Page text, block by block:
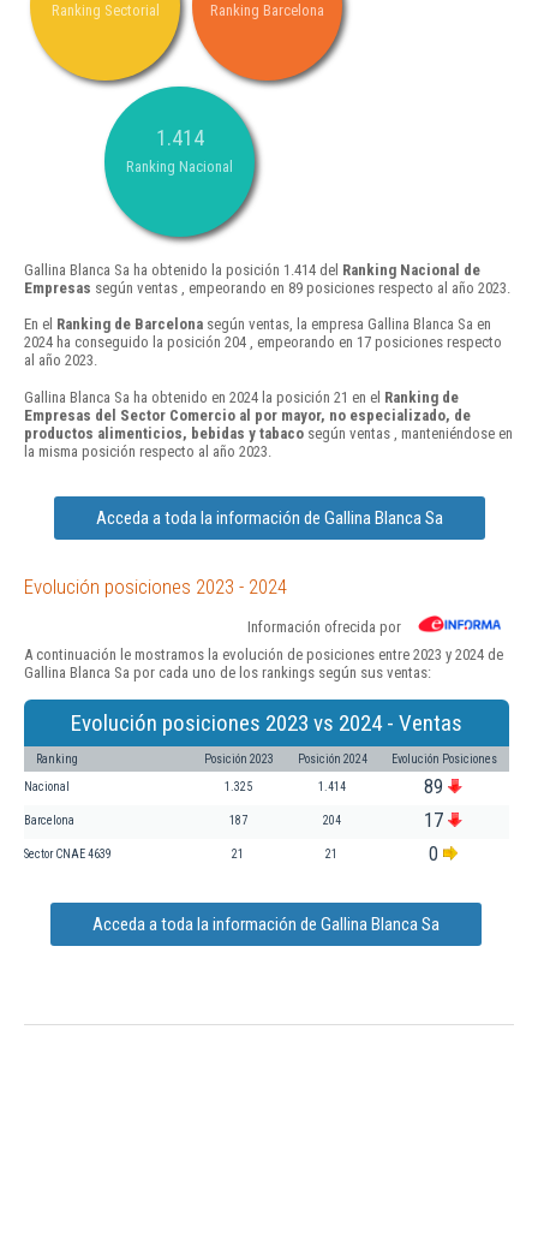
Ranking Sectorial Ranking Barcelona
1.414
Ranking Nacional
Gallina Blanca Sa ha obtenido la posición 1.414 del Ranking Nacional de
Empresas según ventas , empeorando en 89 posiciones respecto al año 2023.
En el Ranking de Barcelona según ventas, la empresa Gallina Blanca Sa en
2024 ha conseguido la posición 204 , empeorando en 17 posiciones respecto
al año 2023.
Gallina Blanca Sa ha obtenido en 2024 la posición 21 en el Ranking de
Empresas del Sector Comercio al por mayor, no especializado, de
productos alimenticios, bebidas y tabaco según ventas , manteniéndose en
la misma posición respecto al año 2023.
Acceda a toda la información de Gallina Blanca Sa
Evolución posiciones 2023 - 2024
Información ofrecida por
A continuación le mostramos la evolución de posiciones entre 2023 y 2024 de
Gallina Blanca Sa por cada uno de los rankings según sus ventas:
Evolución posiciones 2023 vs 2024 - Ventas
Ranking Posición 2023 Posición 2024 Evolución Posiciones
Nacional 1.325 1.414 89
Barcelona 187 204 17
Sector CNAE 4639 21 21 0
Acceda a toda la información de Gallina Blanca Sa